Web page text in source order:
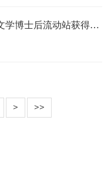
学博士后流动站获得三
金
> >>